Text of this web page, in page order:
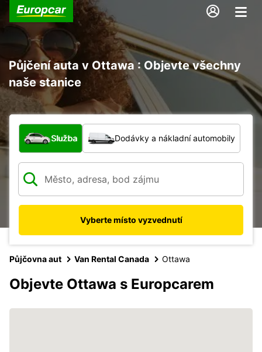
Půjčení auta v Ottawa : Objevte všechny
naše stanice
Jaký typ vozidla?
Služba Dodávky a nákladní automobily
Vyberte místo vyzvednutí
Půjčovna aut Van Rental Canada Ottawa
Objevte Ottawa s Europcarem